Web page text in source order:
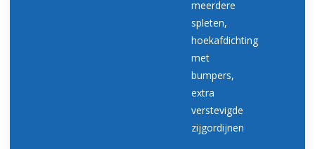
meerdere
spleten,
hoekafdichting
met
bumpers,
extra
verstevigde
zijgordijnen